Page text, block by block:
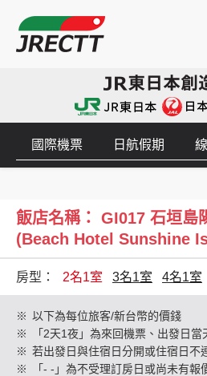
國際機票 日航假期
飯店名稱： GI017 石垣島
(Beach Hotel Sunshine
房型： 2名1室 3名1室 4名1室
※ 以下為每位旅客/新台幣的價錢
※
「2天1夜」為來回機票、出發日當
※ 若出發日與住宿日分開或住宿日不
※
「- -」為不受理訂房日或尚未有報